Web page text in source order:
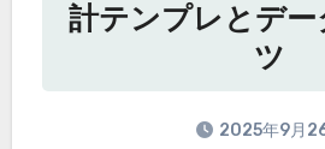
計テンプレとデー
ツ
2025年9月